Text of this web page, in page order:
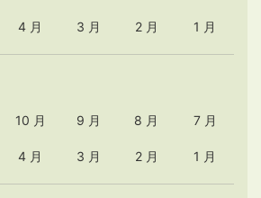
4 月 3 月 2 月 1 月
10 月 9 月 8 月 7 月
4 月 3 月 2 月 1 月